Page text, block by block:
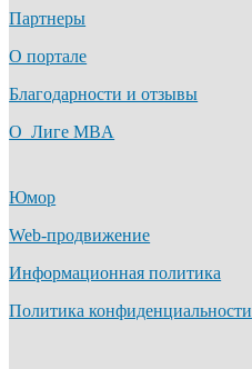
Партнеры
О портале
Благодарности и отзывы
О Лиге MBA
Юмор
Web-продвижение
Информационная политика
Политика конфиденциальности